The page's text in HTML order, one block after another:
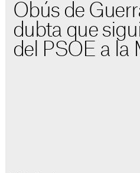
Obús de
dubta que
del PSOE a la